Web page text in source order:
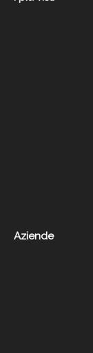
Aziende